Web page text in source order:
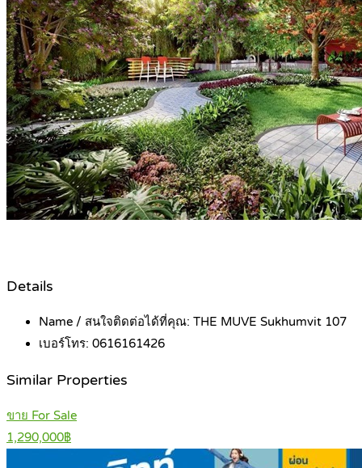
Details
Name / สนใจติดต่อได้ที่คุณ: THE MUVE Sukhumvit 107
เบอร์โทร: 0616161426
Similar Properties
ขาย For Sale
1,290,000฿